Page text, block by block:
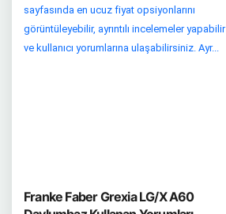
sayfasında en ucuz fiyat opsiyonlarını
görüntüleyebilir, ayrıntılı incelemeler yapabilir
ve kullanıcı yorumlarına ulaşabilirsiniz. Ayr...
Franke Faber Grexia LG/X A60